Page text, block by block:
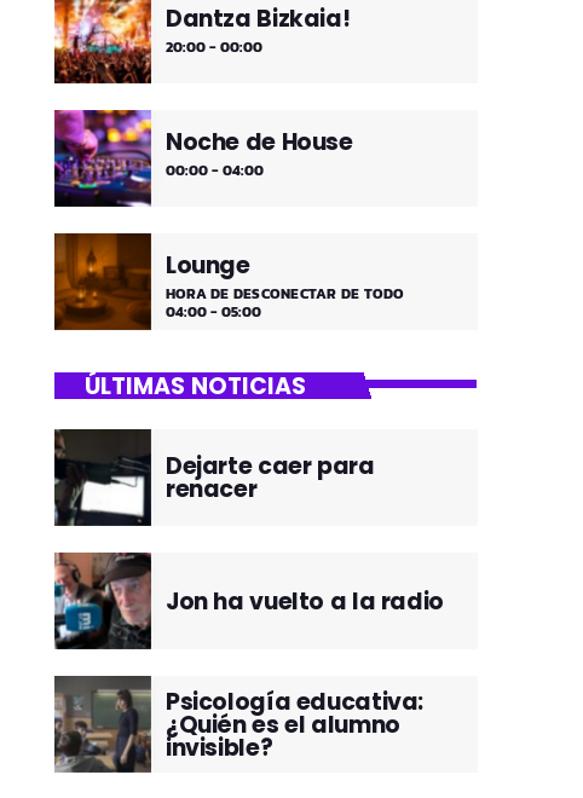
Dantza Bizkaia!
20:00 - 00:00
Noche de House
00:00 - 04:00
Lounge
HORA DE DESCONECTAR DE TODO
04:00 - 05:00
ÚLTIMAS NOTICIAS
Dejarte caer para
renacer
Jon ha vuelto a la radio
Psicología educativa:
¿Quién es el alumno
invisible?